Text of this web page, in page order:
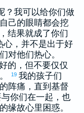
？我可以给你们做
己的眼睛都会挖
，结果就成了你们
心，并不是出于好
对他们热心。
的，但不要仅仅
19 我的孩子们
阵痛，直到基督
你们在一起，也
缘故心里困惑。